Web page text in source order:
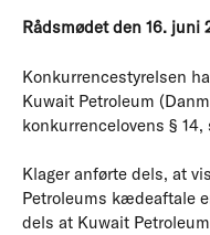
Rådsmødet den 16. juni
Konkurrencestyrelsen
Kuwait Petroleum
konkurrencelovens § 14,
Klager anførte dels, at
Petroleums kædeaftale
dels at Kuwait